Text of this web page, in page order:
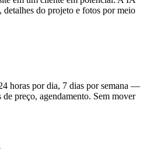
detalhes do projeto e fotos por meio
horas por dia, 7 dias por semana —
preço, agendamento. Sem mover